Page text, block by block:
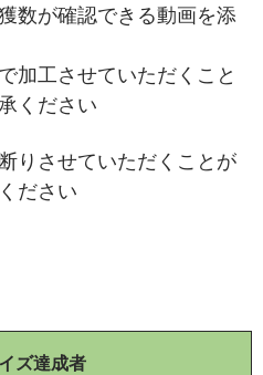
数が確認できる動画を添
加工させていただくこと
ください
りさせていただくことが
ださい
ズ達成者